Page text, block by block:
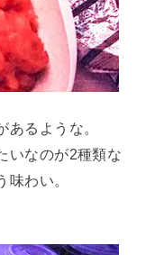
るような。
いなのが2種類な
わい。